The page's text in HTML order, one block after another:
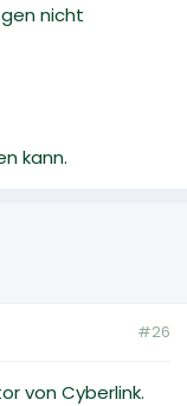
nicht
kann.
#26
von Cyberlink.